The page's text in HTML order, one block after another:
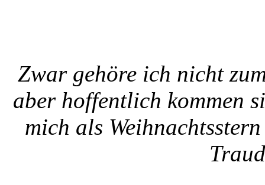
Zwar gehöre ich nicht
aber hoffentlich kommen
mich als